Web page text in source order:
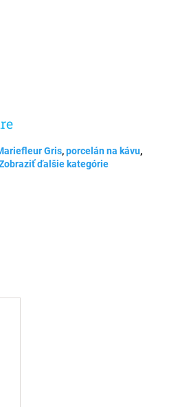
Gris,porcelán na kávu,
ďalšie kategórie